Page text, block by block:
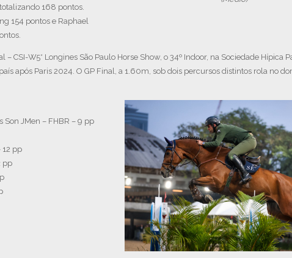
168 pontos.
154 pontos e Raphael
CSI-W5* Longines São Paulo Horse Show, o 34º Indoor, na Sociedade Hípica
após Paris 2024. O GP Final, a 1.60m, sob dois percursos distintos rola no
Son JMen – FHBR – 9 pp
12 pp
pp